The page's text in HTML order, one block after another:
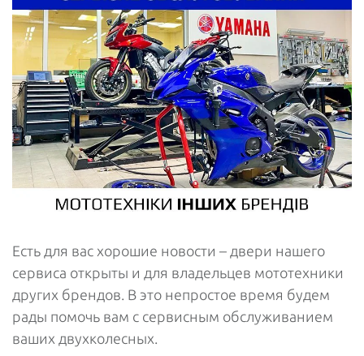
Есть для вас хорошие новости – двери нашего
сервиса открыты и для владельцев мототехники
других брендов. В это непростое время будем
рады помочь вам с сервисным обслуживанием
ваших двухколесных.